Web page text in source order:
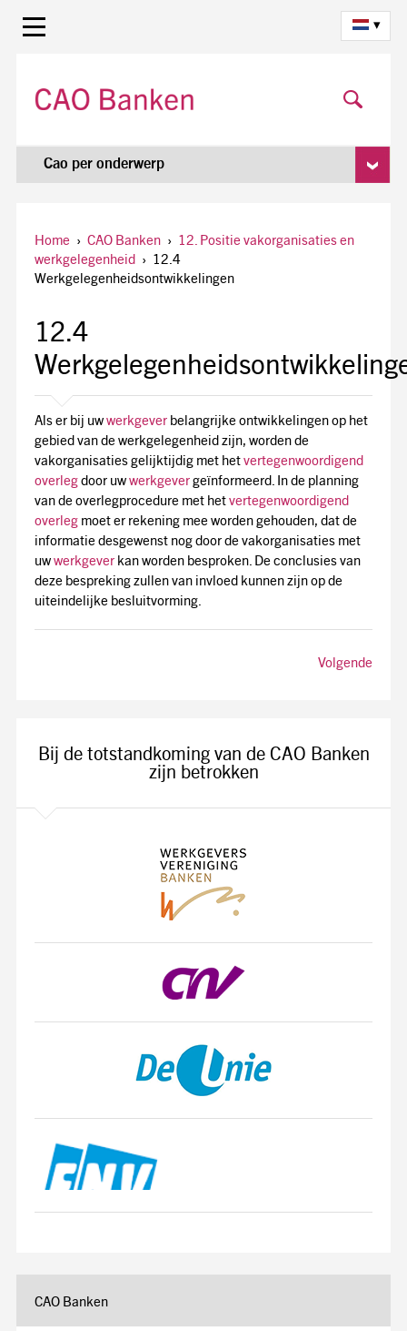
▾
Cao per onderwerp
Home › CAO Banken › 12. Positie vakorganisaties en
werkgelegenheid › 12.4
Werkgelegenheidsontwikkelingen
12.4
Als er bij uw werkgeverbelangrijke ontwikkelingen op het
gebied van de werkgelegenheid zijn, worden de
vakorganisaties gelijktijdig met het vertegenwoordigend
overlegdoor uw werkgevergeïnformeerd. In de planning
van de overlegprocedure met het vertegenwoordigend
overlegmoet er rekening mee worden gehouden, dat de
informatie desgewenst nog door de vakorganisaties met
uw werkgeverkan worden besproken. De conclusies van
deze bespreking zullen van invloed kunnen zijn op de
uiteindelijke besluitvorming.
Volgende
Bij de totstandkoming van de CAO Banken
zijn betrokken
CAO Banken